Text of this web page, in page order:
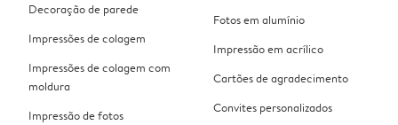
Decoração de parede
Impressões de colagem
Impressões de colagem com
moldura
Impressão de fotos
Fotos em alumínio
Impressão em acrílico
Cartões de agradecimento
Convites personalizados